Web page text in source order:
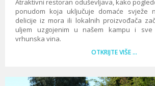
Atraktivni restoran oduševljava, kako
ponudom koja uključuje domaće svježe
delicije iz mora ili lokalnih proizvođača
uljem uzgojenim u našem kampu i
vrhunska vina.
OTKRIJTE VIŠE …